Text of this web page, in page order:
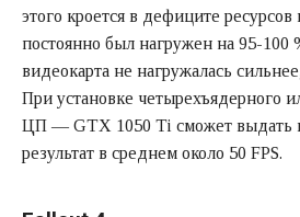
этого кроется в дефиците ресурсов
постоянно был нагружен на 95-100
видеокарта не нагружалась
При установке четырехъядерного
ЦП — GTX 1050 Ti сможет выдать
результат в среднем около 50 FPS.